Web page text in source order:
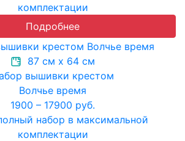
комплектации
Подробнее
87 см х 64 см
вышивки крестом
Волчье время
1900 – 17900 руб.
набор в максимальной
комплектации